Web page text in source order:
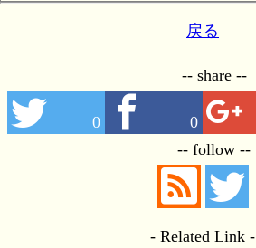
戻る
-- share --
0 0
-- follow --
- Related Link -